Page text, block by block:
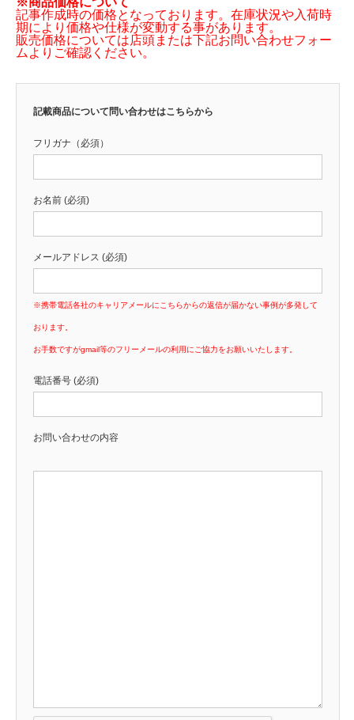
記事作成時の価格となっております。在庫状況や入荷時
期により価格や仕様が変動する事があります。
販売価格については店頭または下記お問い合わせフォー
ムよりご確認ください。
記載商品について問い合わせはこちらから
フリガナ（必須）
お名前 (必須)
メールアドレス (必須)
※携帯電話各社のキャリアメールにこちらからの返信が届かない事例が多発して
おります。
お手数ですがgmail等のフリーメールの利用にご協力をお願いいたします。
電話番号 (必須)
お問い合わせの内容